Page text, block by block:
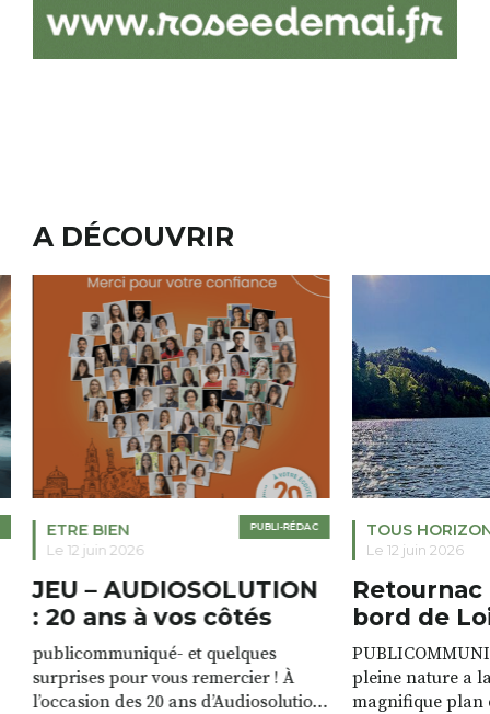
A DÉCOUVRIR
PUBLI-RÉDAC
ETRE BIEN
Le 12 juin 2026
JEU – AUDIOSOLUTION
: 20 ans à vos côtés
publicommuniqué- et quelques
surprises pour vous remercier ! À
l’occasion des 20 ans d’Audiosolution,
TOUS
Le 12 juin 2026
Retournac
bord de
pleine nature a
magnifique plan